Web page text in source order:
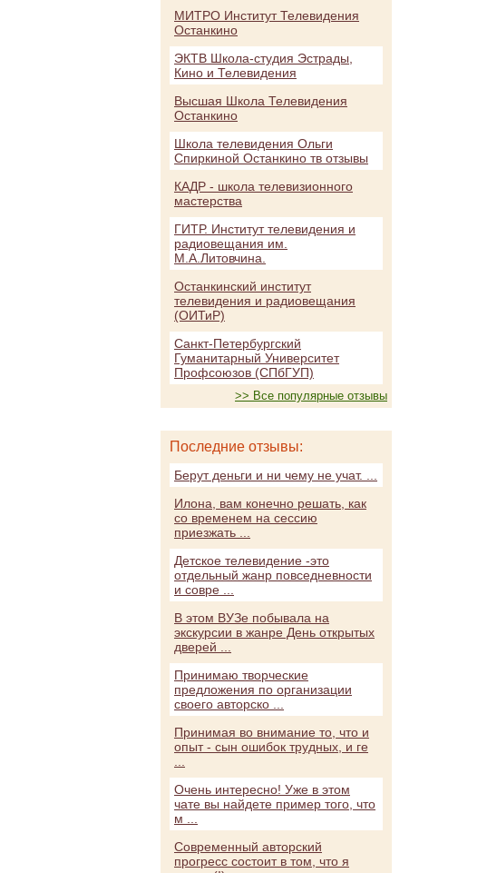
МИТРО Институт Телевидения
Останкино
ЭКТВ Школа-студия Эстрады,
Кино и Телевидения
Высшая Школа Телевидения
Останкино
Школа телевидения Ольги
Спиркиной Останкино тв отзывы
КАДР - школа телевизионного
мастерства
ГИТР. Институт телевидения и
радиовещания им.
М.А.Литовчина.
Останкинский институт
телевидения и радиовещания
(ОИТиР)
Санкт-Петербургский
Гуманитарный Университет
Профсоюзов (СПбГУП)
>> Все популярные отзывы
Последние отзывы:
Берут деньги и ни чему не учат. ...
Илона, вам конечно решать, как
со временем на сессию
приезжать ...
Детское телевидение -это
отдельный жанр повседневности
и совре ...
В этом ВУЗе побывала на
экскурсии в жанре День открытых
дверей ...
Принимаю творческие
предложения по организации
своего авторско ...
Принимая во внимание то, что и
опыт - сын ошибок трудных, и ге
Очень интересно! Уже в этом
чате вы найдете пример того, что
м ...
Современный авторский
прогресс состоит в том, что я